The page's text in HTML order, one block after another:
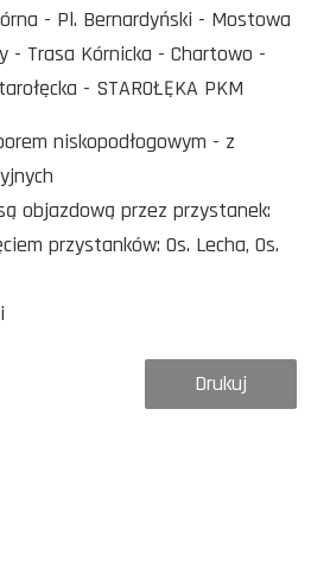
- Pl. Bernardyński - Mostowa
- Trasa Kórnicka - Chartowo -
- STAROŁĘKA PKM
niskopodłogowym - z
objazdową przez przystanek:
przystanków: Os. Lecha, Os.
Drukuj